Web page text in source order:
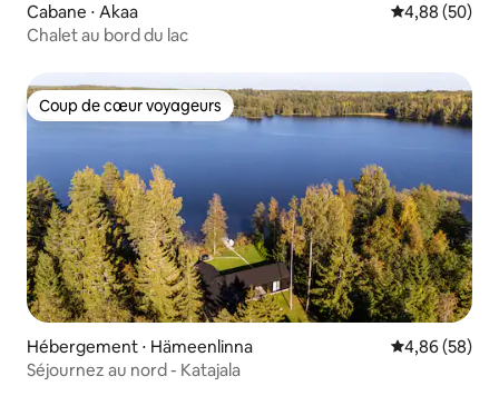
Cabane ⋅ Akaa Évaluation
4,88 (50)
Chalet au bord du lac
Coup de cœur voyageurs
Coup de cœur voyageurs
Hébergement ⋅ Hämeenlinna Évaluation
4,86 (58)
Séjournez au nord - Katajala